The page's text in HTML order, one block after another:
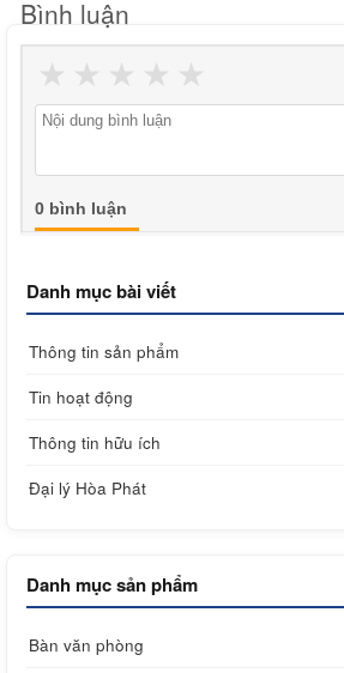
Bình luận
★
★
★
★
★
0 bình luận
Danh mục bài viết
Thông tin sản phẩm
Tin hoạt động
Thông tin hữu ích
Đại lý Hòa Phát
Danh mục sản phẩm
Bàn văn phòng